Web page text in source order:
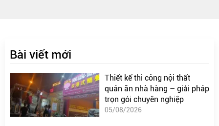
Bài viết mới
Thiết kế thi công nội thất
quán ăn nhà hàng – giải pháp
trọn gói chuyên nghiệp
05/08/2026